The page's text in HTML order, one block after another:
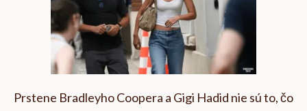
Prstene Bradleyho Coopera a Gigi Hadid nie sú to, čo